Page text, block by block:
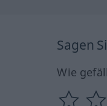
Sagen
Wie